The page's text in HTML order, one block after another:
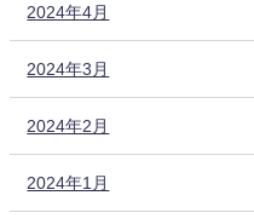
2024年4月
2024年3月
2024年2月
2024年1月